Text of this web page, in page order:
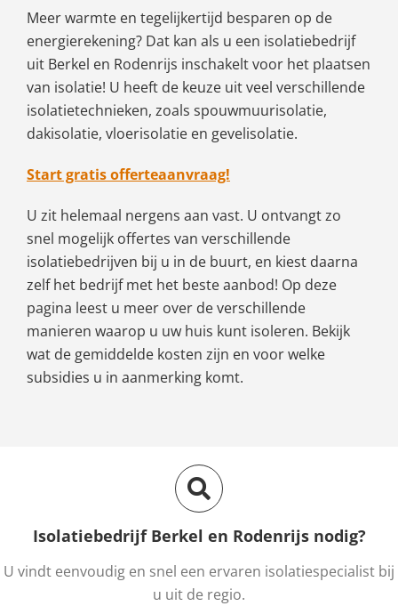
Meer warmte en tegelijkertijd besparen op de
energierekening? Dat kan als u een isolatiebedrijf
uit Berkel en Rodenrijs inschakelt voor het plaatsen
van isolatie! U heeft de keuze uit veel verschillende
isolatietechnieken, zoals spouwmuurisolatie,
dakisolatie, vloerisolatie en gevelisolatie.
Start gratis offerteaanvraag!
U zit helemaal nergens aan vast. U ontvangt zo
snel mogelijk offertes van verschillende
isolatiebedrijven bij u in de buurt, en kiest daarna
zelf het bedrijf met het beste aanbod! Op deze
pagina leest u meer over de verschillende
manieren waarop u uw huis kunt isoleren. Bekijk
wat de gemiddelde kosten zijn en voor welke
subsidies u in aanmerking komt.
Isolatiebedrijf Berkel en Rodenrijs nodig?
U vindt eenvoudig en snel een ervaren isolatiespecialist bij
u uit de regio.